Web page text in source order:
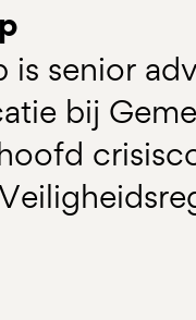
is senior
bij